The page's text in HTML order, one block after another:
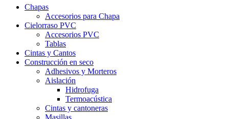
Chapas
Accesorios para Chapa
Cielorraso PVC
Accesorios PVC
Tablas
Cintas y Cantos
Construcción en seco
Adhesivos y Morteros
Aislación
Hidrofuga
Termoacústica
Cintas y cantoneras
Masillas